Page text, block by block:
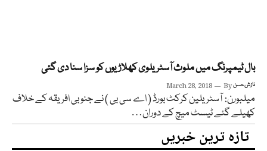
بال ٹیمپرنگ میں ملوث آسٹریلوی کھلاڑیوں کو سزا سنا دی گئی
March 28, 2018 Byنازش حسن
میلبورن: آسٹریلین کرکٹ بورڈ ( اے سی بی ) نے جنوبی افریقہ کے خلاف
کھیلے گئے ٹیسٹ میچ کے دوران…
تازہ ترین خبریں